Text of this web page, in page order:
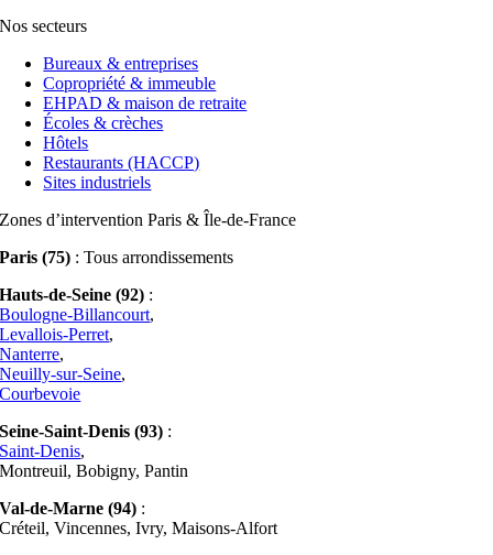
Nos secteurs
Bureaux & entreprises
Copropriété & immeuble
EHPAD & maison de retraite
Écoles & crèches
Hôtels
Restaurants (HACCP)
Sites industriels
Zones d’intervention Paris & Île-de-France
Paris (75) : Tous arrondissements
Hauts-de-Seine (92) :
Boulogne-Billancourt,
Levallois-Perret,
Nanterre,
Neuilly-sur-Seine,
Courbevoie
Seine-Saint-Denis (93) :
Saint-Denis,
Montreuil, Bobigny, Pantin
Val-de-Marne (94) :
Créteil, Vincennes, Ivry, Maisons-Alfort